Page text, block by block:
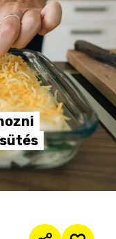
sütés